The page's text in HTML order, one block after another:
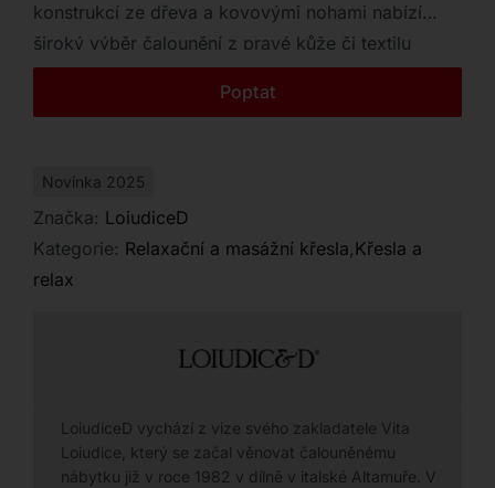
Outlet
Kontakt
konstrukcí ze dřeva a kovovými nohami nabízí
široký výběr čalounění z pravé kůže či textilu
přesně podle vašeho stylu.
Poptat
Novinka 2025
Značka: LoiudiceD
Kategorie: Relaxační a masážní křesla,Křesla a
relax
LoiudiceD vychází z vize svého zakladatele Vita
Loiudice, který se začal věnovat čalouněnému
nábytku již v roce 1982 v dílně v italské Altamuře. V